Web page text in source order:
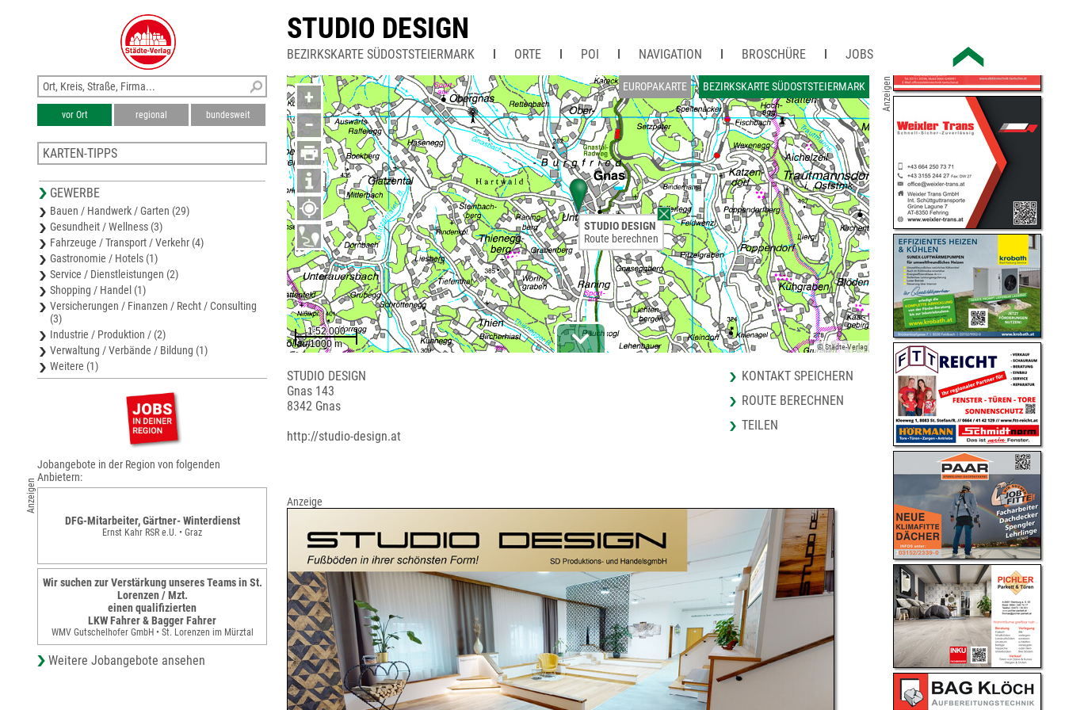
STUDIO DESIGN
BEZIRKSKARTE SÜDOSTSTEIERMARK ORTE POI NAVIGATION BROSCHÜRE JOBS
EUROPAKARTE BEZIRKSKARTE SÜDOSTSTEIERMARK
+
−
© Städte-Verlag
STUDIO DESIGN
Route berechnen
STUDIO DESIGN
Gnas 143
8342 Gnas
http://studio-design.at
KONTAKT SPEICHERN
ROUTE BERECHNEN
TEILEN
Anzeige
vor Ort regional bundesweit
KARTEN-TIPPS
Bezirkskarte Bad Radkersburg
Stadtplan Gleisdorf
Bezirkskarte Leibnitz
Stadtplan Leibnitz
GEWERBE
Bauen / Handwerk / Garten (29)
Gesundheit / Wellness (3)
Fahrzeuge / Transport / Verkehr (4)
Gastronomie / Hotels (1)
Service / Dienstleistungen (2)
Shopping / Handel (1)
Versicherungen / Finanzen / Recht / Consulting
(3)
Industrie / Produktion / (2)
Verwaltung / Verbände / Bildung (1)
Weitere (1)
Anzeigen
Jobangebote in der Region von folgenden
Anbietern:
DFG-Mitarbeiter, Gärtner- Winterdienst
Ernst Kahr RSR e.U. • Graz
Wir suchen zur Verstärkung unseres Teams in St.
Lorenzen / Mzt.
einen qualifizierten
LKW Fahrer & Bagger Fahrer
WMV Gutschelhofer GmbH • St. Lorenzen im Mürztal
Weitere Jobangebote ansehen
Anzeigen